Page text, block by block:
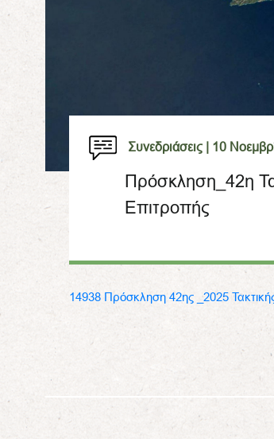
Συνεδριάσεις | 10
Πρόσκληση_42η
Επιτροπής
14938 Πρόσκληση 42ης _2025